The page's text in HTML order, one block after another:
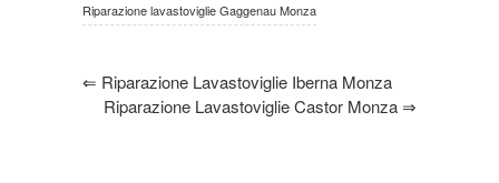
Riparazione lavastoviglie Gaggenau Monza
⇐ Riparazione Lavastoviglie Iberna Monza
Riparazione Lavastoviglie Castor Monza⇒